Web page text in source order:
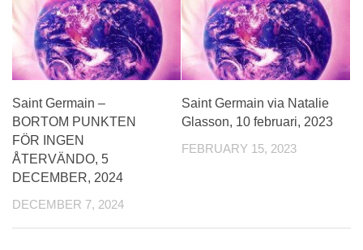
Saint Germain –
BORTOM PUNKTEN
FÖR INGEN
ÅTERVÄNDO, 5
DECEMBER, 2024
DECEMBER 7, 2024
Saint Germain via Natalie
Glasson, 10 februari, 2023
FEBRUARY 15, 2023